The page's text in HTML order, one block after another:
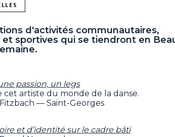
d'activités communautaires,
sportives qui se tiendront en
passion, un legs
cet artiste du monde de la danse.
— Saint-Georges
et d’identité sur le cadre bâti